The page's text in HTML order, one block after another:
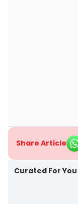
Share Article
Curated For You